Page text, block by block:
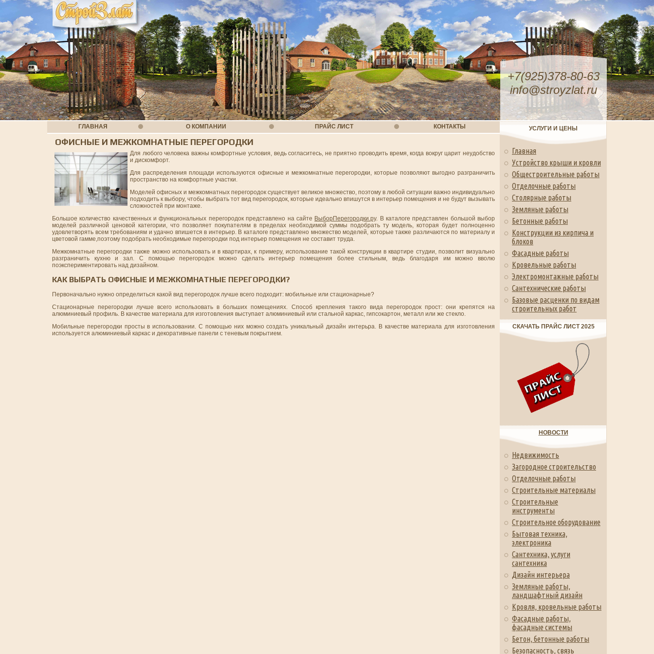
+7(925)378-80-63
info@stroyzlat.ru
ГЛАВНАЯ О КОМПАНИИ ПРАЙС ЛИСТ КОНТАКТЫ
ОФИСНЫЕ И МЕЖКОМНАТНЫЕ ПЕРЕГОРОДКИ
Для любого человека важны комфортные условия, ведь согласитесь, не приятно проводить время, когда вокруг царит неудобство
и дискомфорт.
Для распределения площади используются офисные и межкомнатные перегородки, которые позволяют выгодно разграничить
пространство на комфортные участки.
Моделей офисных и межкомнатных перегородок существует великое множество, поэтому в любой ситуации важно индивидуально
подходить к выбору, чтобы выбрать тот вид перегородок, которые идеально впишутся в интерьер помещения и не будут вызывать
сложностей при монтаже.
Большое количество качественных и функциональных перегородок представлено на сайте ВыборПерегородки.ру. В каталоге представлен большой выбор
моделей различной ценовой категории, что позволяет покупателям в пределах необходимой суммы подобрать ту модель, которая будет полноценно
удовлетворять всем требованиям и удачно впишется в интерьер. В каталоге представлено множество моделей, которые также различаются по материалу и
цветовой гамме,поэтому подобрать необходимые перегородки под интерьер помещения не составит труда.
Межкомнатные перегородки также можно использовать и в квартирах, к примеру, использование такой конструкции в квартире студии, позволит визуально
разграничить кухню и зал. С помощью перегородок можно сделать интерьер помещения более стильным, ведь благодаря им можно вволю
поэкспериментировать над дизайном.
КАК ВЫБРАТЬ ОФИСНЫЕ И МЕЖКОМНАТНЫЕ ПЕРЕГОРОДКИ?
Первоначально нужно определиться какой вид перегородок лучше всего подходит: мобильные или стационарные?
Стационарные перегородки лучше всего использовать в больших помещениях. Способ крепления такого вида перегородок прост: они крепятся на
алюминиевый профиль. В качестве материала для изготовления выступает алюминиевый или стальной каркас, гипсокартон, металл или же стекло.
Мобильные перегородки просты в использовании. С помощью них можно создать уникальный дизайн интерьра. В качестве материала для изготовления
используется алюминиевый каркас и декоративные панели с теневым покрытием.
УСЛУГИ И ЦЕНЫ
Главная
Устройство крыши и кровли
Общестроительные работы
Отделочные работы
Столярные работы
Земляные работы
Бетонные работы
Конструкции из кирпича и
блоков
Фасадные работы
Кровельные работы
Электромонтажные работы
Сантехнические работы
Базовые расценки по видам
строительных работ
СКАЧАТЬ ПРАЙС ЛИСТ 2025
НОВОСТИ
Недвижимость
Загородное строительство
Отделочные работы
Строительные материалы
Строительные
инструменты
Строительное оборудование
Бытовая техника,
электроника
Сантехника, услуги
сантехника
Дизайн интерьера
Земляные работы,
ландшафтный дизайн
Кровля, кровельные работы
Фасадные работы,
фасадные системы
Бетон, бетонные работы
Безопасность, связь